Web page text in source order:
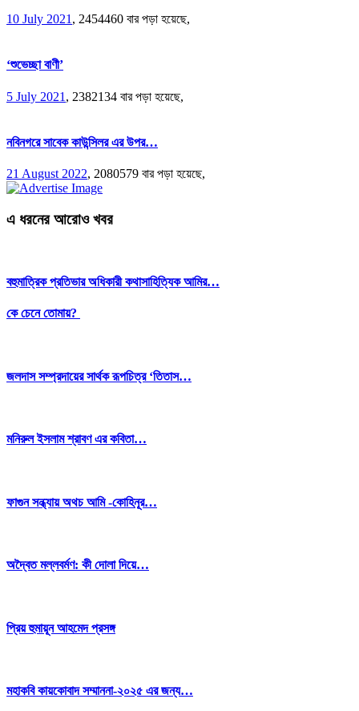
10 July 2021 , 2454460 বার পড়া হয়েছে,
‘শুভেচ্ছা বাণী’
5 July 2021 , 2382134 বার পড়া হয়েছে,
নবিনগরে সাবেক কাউন্সিলর এর উপর…
21 August 2022, 2080579 বার পড়া হয়েছে,
এ ধরনের আরোও খবর
বহুমাত্রিক প্রতিভার অধিকারী কথাসাহিত্যিক আমির…
কে চেনে তোমায়?
জলদাস সম্প্রদায়ের সার্থক রূপচিত্র ‘তিতাস…
মনিরুল ইসলাম শ্রাবণ এর কবিতা…
ফাগুন সন্ধ্যায় অথচ আমি -কোহিনূর…
অদ্বৈত মল্লবর্মণ: কী দোলা দিয়ে…
প্রিয় হুমায়ূন আহমেদ প্রসঙ্গ
মহাকবি কায়কোবাদ সম্মাননা-২০২৫ এর জন্য…